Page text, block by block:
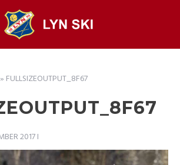
» FULLSIZEOUTPUT_8F67
2017I